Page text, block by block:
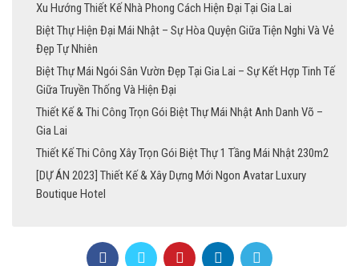
Xu Hướng Thiết Kế Nhà Phong Cách Hiện Đại Tại Gia Lai
Biệt Thự Hiện Đại Mái Nhật – Sự Hòa Quyện Giữa Tiện Nghi Và Vẻ
Đẹp Tự Nhiên
Biệt Thự Mái Ngói Sân Vườn Đẹp Tại Gia Lai – Sự Kết Hợp Tinh Tế
Giữa Truyền Thống Và Hiện Đại
Thiết Kế & Thi Công Trọn Gói Biệt Thự Mái Nhật Anh Danh Võ –
Gia Lai
Thiết Kế Thi Công Xây Trọn Gói Biệt Thự 1 Tầng Mái Nhật 230m2
[DỰ ÁN 2023] Thiết Kế & Xây Dựng Mới Ngon Avatar Luxury
Boutique Hotel